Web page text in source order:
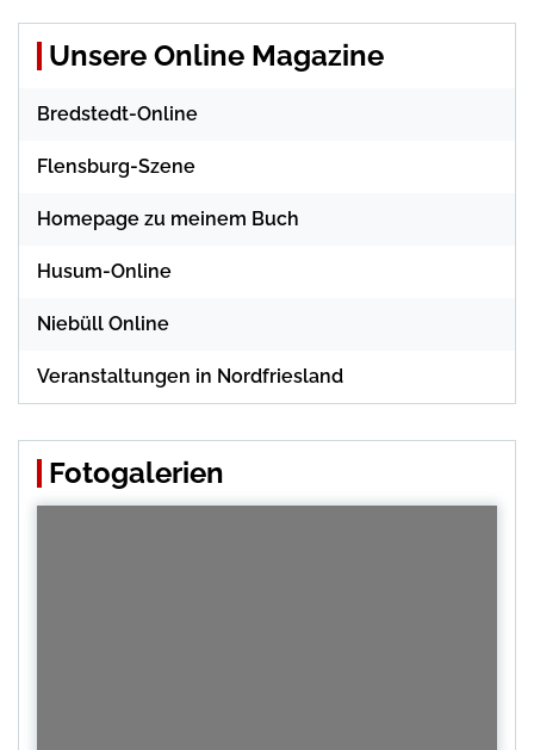
Unsere Online Magazine
Bredstedt-Online
Flensburg-Szene
Homepage zu meinem Buch
Husum-Online
Niebüll Online
Veranstaltungen in Nordfriesland
Fotogalerien